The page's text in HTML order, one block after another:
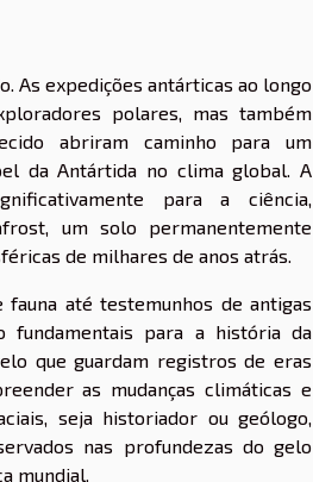
As expedições antárticas ao longo
polares, mas também
abriram caminho para um
da Antártida no clima global. A
para a ciência,
um solo permanentemente
de milhares de anos atrás.
até testemunhos de antigas
fundamentais para a história da
que guardam registros de eras
as mudanças climáticas e
seja historiador ou geólogo,
nas profundezas do gelo
mundial.